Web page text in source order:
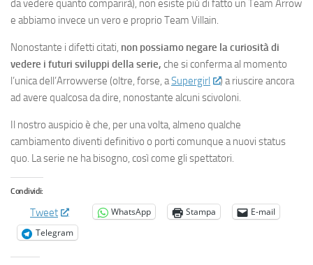
da vedere quanto comparirà), non esiste più di fatto un Team Arrow
e abbiamo invece un vero e proprio Team Villain.
Nonostante i difetti citati, non possiamo negare la curiosità di
vedere i futuri sviluppi della serie, che si conferma al momento
l’unica dell’Arrowverse (oltre, forse, aSupergirl
) a riuscire ancora
ad avere qualcosa da dire, nonostante alcuni scivoloni.
Il nostro auspicio è che, per una volta, almeno qualche
cambiamento diventi definitivo o porti comunque a nuovi status
quo. La serie ne ha bisogno, così come gli spettatori.
Condividi:
Tweet WhatsApp Stampa
E-mail
Telegram